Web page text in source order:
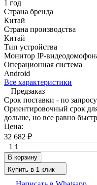
1 год
Страна бренда
Китай
Страна производства
Китай
Тип устройства
Монитор IP-
Операционная система
Android
Все характеристики
Предзаказ
Срок поставки - по запросу
Ориентировочный срок
дольше, но все равно
Цена:
32 682 ₽
1
В корзину
Купить в 1 клик